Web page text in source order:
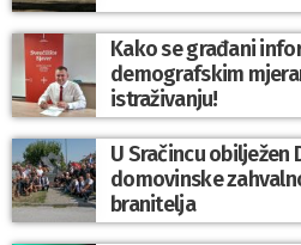
Kako se građani
demografskim
istraživanju!
U Sračincu obilježen
domovinske
branitelja